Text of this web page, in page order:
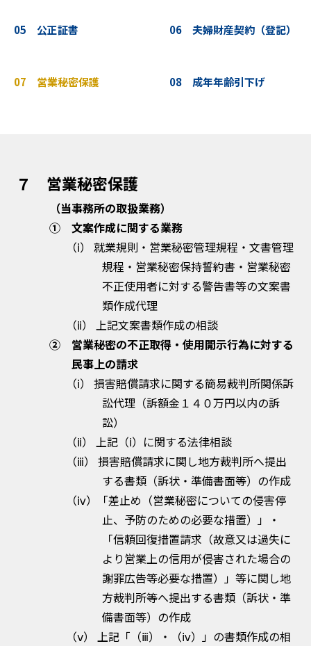
05 公正証書 06 夫婦財産契約（登記）
07 営業秘密保護 08 成年年齢引下げ
７ 営業秘密保護
（当事務所の取扱業務）
① 文案作成に関する業務
（ⅰ） 就業規則・営業秘密管理規程・文書管理
規程・営業秘密保持誓約書・営業秘密
不正使用者に対する警告書等の文案書
類作成代理
（ⅱ） 上記文案書類作成の相談
② 営業秘密の不正取得・使用開示行為に対する
民事上の請求
（ⅰ） 損害賠償請求に関する簡易裁判所関係訴
訟代理（訴額金１４０万円以内の訴
訟）
（ⅱ） 上記（ⅰ）に関する法律相談
（ⅲ） 損害賠償請求に関し地方裁判所へ提出
する書類（訴状・準備書面等）の作成
（ⅳ）「差止め（営業秘密についての侵害停
止、予防のための必要な措置）」・
「信頼回復措置請求（故意又は過失に
より営業上の信用が侵害された場合の
謝罪広告等必要な措置）」等に関し地
方裁判所等へ提出する書類（訴状・準
備書面等）の作成
（ⅴ） 上記「（ⅲ）・（ⅳ）」の書類作成の相